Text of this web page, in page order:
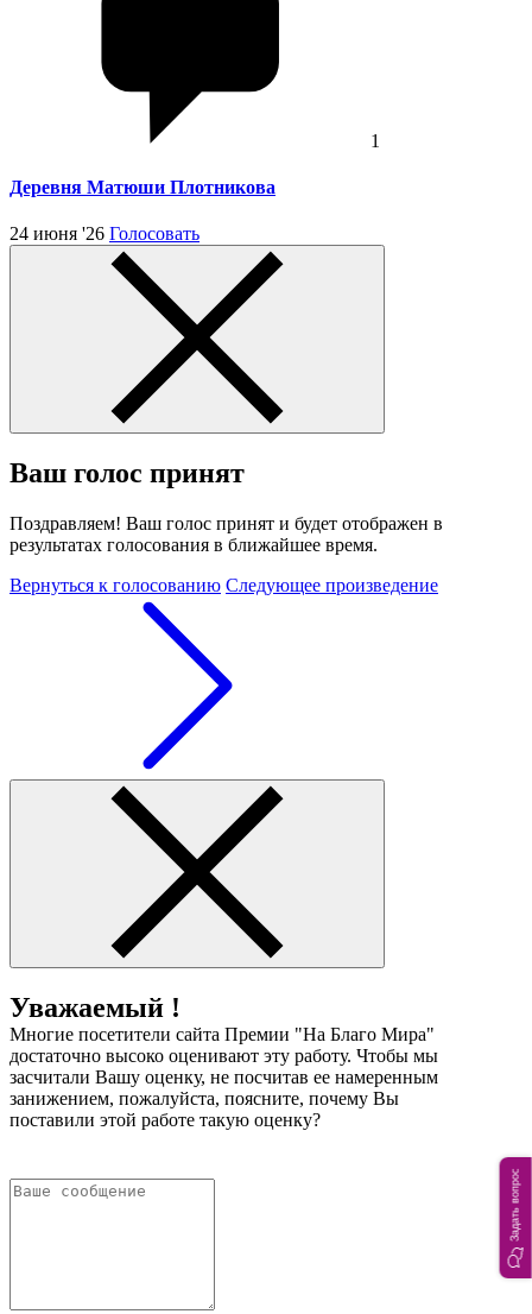
1
Деревня Матюши Плотникова
24 июня '26 Голосовать
Ваш голос принят
Поздравляем! Ваш голос принят и будет отображен в
результатах голосования в ближайшее время.
Вернуться к голосованию Следующее произведение
Уважаемый !
Многие посетители сайта Премии "На Благо Мира"
достаточно высоко оценивают эту работу. Чтобы мы
засчитали Вашу оценку, не посчитав ее намеренным
занижением, пожалуйста, поясните, почему Вы
поставили этой работе такую оценку?
Задать вопрос